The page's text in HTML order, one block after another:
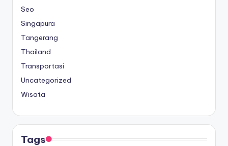
Seo
Singapura
Tangerang
Thailand
Transportasi
Uncategorized
Wisata
Tags